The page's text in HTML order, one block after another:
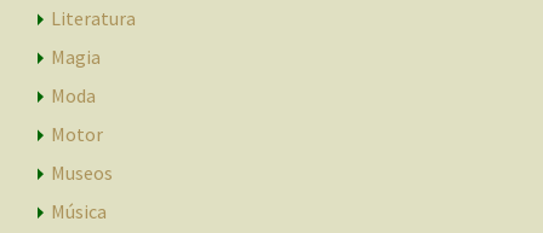
Literatura
Magia
Moda
Motor
Museos
Música